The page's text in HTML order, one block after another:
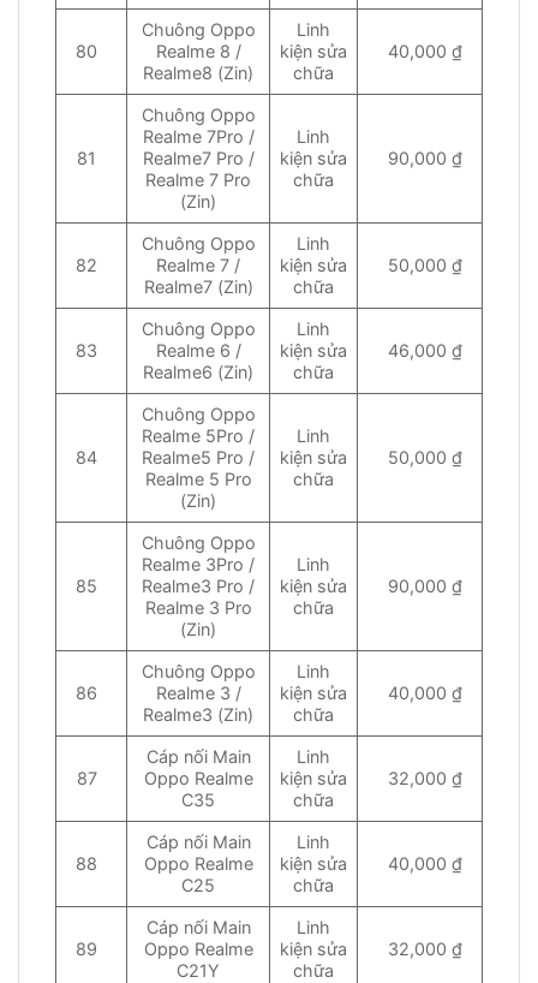
80
Chuông Oppo
Realme 8 /
Realme8 (Zin)
Linh
kiện sửa
chữa
40,000 ₫
81
Chuông Oppo
Realme 7Pro /
Realme7 Pro /
Realme 7 Pro
(Zin)
Linh
kiện sửa
chữa
90,000 ₫
82
Chuông Oppo
Realme 7 /
Realme7 (Zin)
Linh
kiện sửa
chữa
50,000 ₫
83
Chuông Oppo
Realme 6 /
Realme6 (Zin)
Linh
kiện sửa
chữa
46,000 ₫
84
Chuông Oppo
Realme 5Pro /
Realme5 Pro /
Realme 5 Pro
(Zin)
Linh
kiện sửa
chữa
50,000 ₫
85
Chuông Oppo
Realme 3Pro /
Realme3 Pro /
Realme 3 Pro
(Zin)
Linh
kiện sửa
chữa
90,000 ₫
86
Chuông Oppo
Realme 3 /
Realme3 (Zin)
Linh
kiện sửa
chữa
40,000 ₫
87
Cáp nối Main
Oppo Realme
C35
Linh
kiện sửa
chữa
32,000 ₫
88
Cáp nối Main
Oppo Realme
C25
Linh
kiện sửa
chữa
40,000 ₫
89
Cáp nối Main
Oppo Realme
C21Y
Linh
kiện sửa
chữa
32,000 ₫